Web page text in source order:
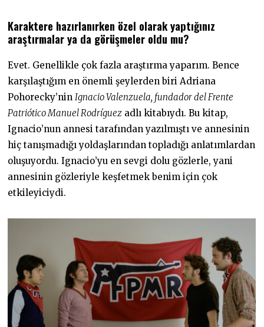
Karaktere hazırlanırken özel olarak yaptığınız
araştırmalar ya da görüşmeler oldu mu?
Evet. Genellikle çok fazla araştırma yaparım. Bence
karşılaştığım en önemli şeylerden biri Adriana
Pohorecky’ninIgnacio Valenzuela, fundador del Frente
Patriótico Manuel Rodríguez adlı kitabıydı. Bu kitap,
Ignacio’nun annesi tarafından yazılmıştı ve annesinin
hiç tanışmadığı yoldaşlarından topladığı anlatımlardan
oluşuyordu. Ignacio’yu en sevgi dolu gözlerle, yani
annesinin gözleriyle keşfetmek benim için çok
etkileyiciydi.